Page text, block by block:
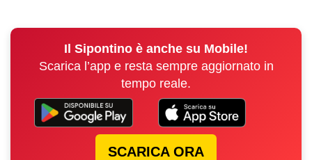
Il Sipontino è anche su Mobile!
Scarica l’app e resta sempre aggiornato in
tempo reale.
SCARICA ORA